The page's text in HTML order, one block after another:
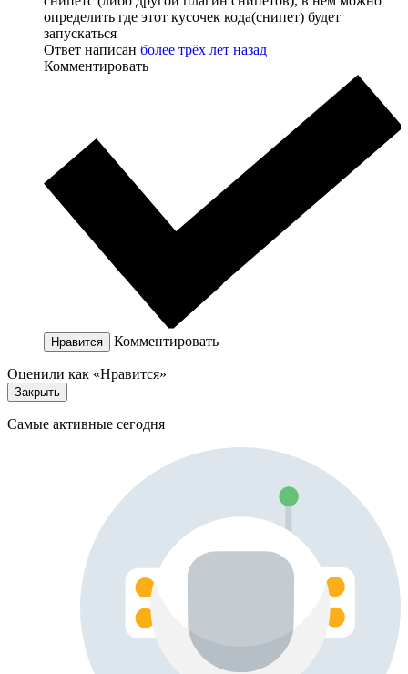
определить где этот кусочек кода(снипет) будет
запускаться
Ответ написан более трёх лет назад
Комментировать
Нравится Комментировать
Оценили как «Нравится»
Закрыть
Самые активные сегодня